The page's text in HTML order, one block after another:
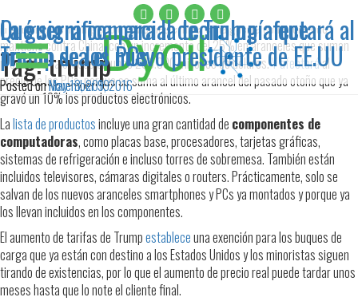
Tag:trump
La guerra comercial de Trump afectará al
precio de los PCs
Posted onMay 13, 2019
El gobierno de Trump subió el viernes el nivel en la guerra comercial que
mantiene contra China, con un incremento del 25% en aranceles que suman
productos valorados en unos 200.000 millones de dólares.Y afectaráal
precio de los PCs, porque se suma al último arancel del pasado otoño que ya
gravó un 10% los productos electrónicos.
Lalista de productosincluye una gran cantidad de componentes de
computadoras, como placas base, procesadores, tarjetas gráficas,
sistemas de refrigeración e incluso torres de sobremesa. También están
incluidos televisores, cámaras digitales o routers. Prácticamente, solo se
salvan de los nuevos aranceles smartphones y PCs ya montados y porque ya
los llevan incluidos en los componentes.
El aumento de tarifas de Trumpestableceuna exención para los buques de
carga que ya están con destino a los Estados Unidos y los minoristas siguen
tirando de existencias, por lo que el aumento de precio real puede tardar unos
meses hasta que lo note el cliente final.
Qué significa para la tecnología que
Trump sea el nuevo presidente de EE.UU
Posted onNovember 9, 2016